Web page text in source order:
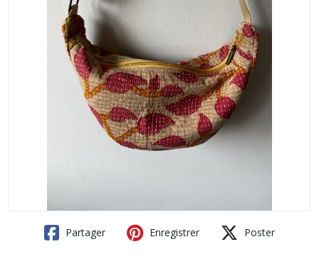
Partager Enregistrer Poster